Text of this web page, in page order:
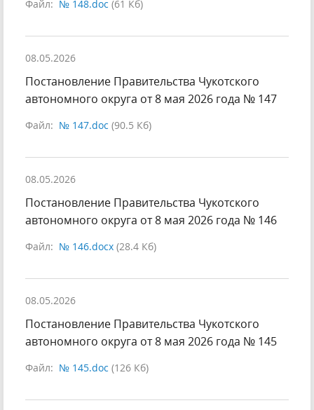
Файл: № 148.doc (61 Кб)
08.05.2026
Постановление Правительства Чукотского
автономного округа от 8 мая 2026 года № 147
Файл: № 147.doc (90.5 Кб)
08.05.2026
Постановление Правительства Чукотского
автономного округа от 8 мая 2026 года № 146
Файл: № 146.docx (28.4 Кб)
08.05.2026
Постановление Правительства Чукотского
автономного округа от 8 мая 2026 года № 145
Файл: № 145.doc (126 Кб)